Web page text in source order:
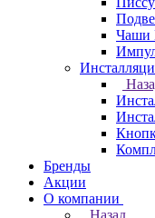
Чаши
Бренды
Акции
О компании
Назад